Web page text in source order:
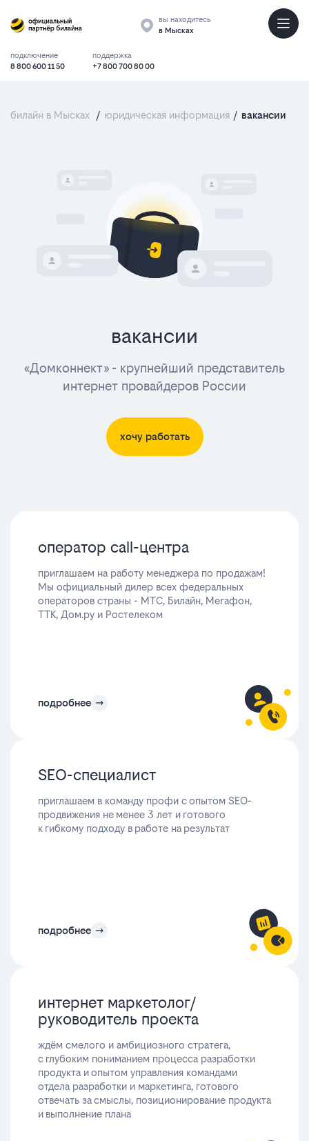
вы находитесь
в Мысках
подключение
8 800 600 11 50
поддержка
+7 800 700 80 00
билайн в Мысках / юридическая информация / вакансии
вакансии
«Домконнект» - крупнейший представитель
интернет провайдеров России
хочу работать
оператор call-центра
приглашаем на работу менеджера по продажам!
Мы официальный дилер всех федеральных
операторов страны - МТС, Билайн, Мегафон,
ТТК, Дом.ру и Ростелеком
подробнее
SEO-специалист
приглашаем в команду профи с опытом SEO-
продвижения не менее 3 лет и готового
к гибкому подходу в работе на результат
подробнее
интернет маркетолог/
руководитель проекта
ждём смелого и амбициозного стратега,
с глубоким пониманием процесса разработки
продукта и опытом управления командами
отдела разработки и маркетинга, готового
отвечать за смыслы, позиционирование продукта
и выполнение плана